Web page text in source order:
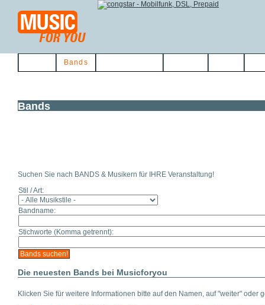
Bands
Bands
Suchen Sie nach BANDS & Musikern für IHRE Veranstaltung!
Stil / Art:
Bandname:
Stichworte (Komma getrennt):
Die neuesten Bands bei Musicforyou
Klicken Sie für weitere Informationen bitte auf den Namen, auf "weiter" oder